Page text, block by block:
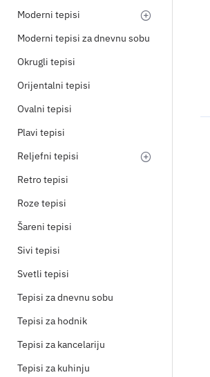
Moderni tepisi
Moderni tepisi za dnevnu sobu
Okrugli tepisi
Orijentalni tepisi
Ovalni tepisi
Plavi tepisi
Reljefni tepisi
Retro tepisi
Roze tepisi
Šareni tepisi
Sivi tepisi
Svetli tepisi
Tepisi za dnevnu sobu
Tepisi za hodnik
Tepisi za kancelariju
Tepisi za kuhinju